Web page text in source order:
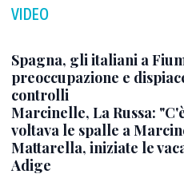
VIDEO
Spagna, gli italiani a
preoccupazione e
controlli
Marcinelle, La Russa:
voltava le spalle a
Mattarella, iniziate le
Adige